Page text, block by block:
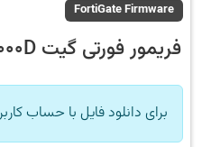
FortiGate Firmware
فریمور فورتی گیت FG-1000D ورژن 6.4.5
برای دانلود فایل با حساب